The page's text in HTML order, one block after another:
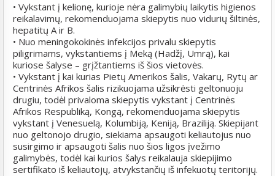
• Vykstant į kelionę, kurioje nėra galimybių laikytis higienos
reikalavimų, rekomenduojama skiepytis nuo vidurių šiltinės,
hepatitų A ir B.
• Nuo meningokokinės infekcijos privalu skiepytis
piligrimams, vykstantiems į Meką (Hadžį, Umrą), kai
kuriose šalyse – grįžtantiems iš šios vietovės.
• Vykstant į kai kurias Pietų Amerikos šalis, Vakarų, Rytų ar
Centrinės Afrikos šalis rizikuojama užsikrėsti geltonuoju
drugiu, todėl privaloma skiepytis vykstant į Centrinės
Afrikos Respubliką, Kongą, rekomenduojama skiepytis
vykstant į Venesuelą, Kolumbiją, Keniją, Braziliją. Skiepijant
nuo geltonojo drugio, siekiama apsaugoti keliautojus nuo
susirgimo ir apsaugoti šalis nuo šios ligos įvežimo
galimybės, todėl kai kurios šalys reikalauja skiepijimo
sertifikato iš keliautojų, atvykstančių iš infekuotų teritorijų.